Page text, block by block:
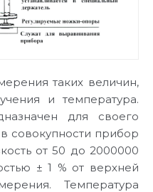
таких величин,
и температура.
для своего
совокупности прибор
от 50 до 2000000
± 1 % от верхней
Температура